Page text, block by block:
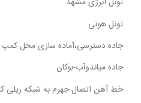
تونل هونی
جاده دسترسی،آماده سازی محل
جاده میاندوآب-بوکان
خط آهن اتصال جهرم به شبکه ریلی